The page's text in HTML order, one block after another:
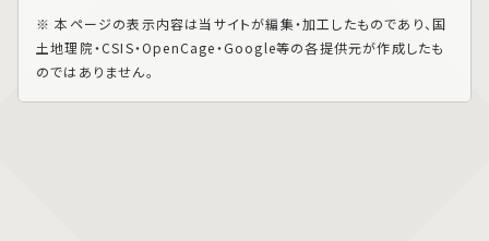
※ 本ページの表示内容は当サイトが編集・加工したものであり、国
土地理院・CSIS・OpenCage・Google等の各提供元が作成したも
のではありません。